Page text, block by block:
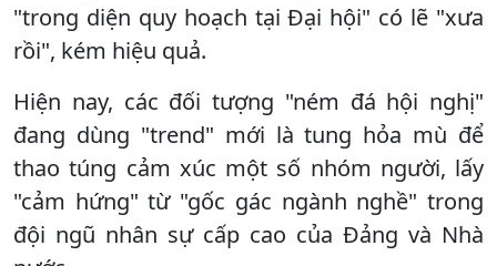
"trong diện quy hoạch tại Đại hội" có lẽ "xưa
rồi", kém hiệu quả.
Hiện nay, các đối tượng "ném đá hội nghị"
đang dùng "trend" mới là tung hỏa mù để
thao túng cảm xúc một số nhóm người, lấy
"cảm hứng" từ "gốc gác ngành nghề" trong
đội ngũ nhân sự cấp cao của Đảng và Nhà